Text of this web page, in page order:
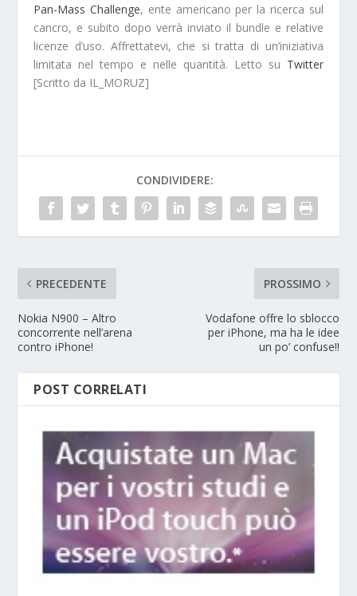
Pan-Mass Challenge, ente americano per la ricerca sul
cancro, e subito dopo verrà inviato il bundle e relative
licenze d’uso. Affrettatevi, che si tratta di un’iniziativa
limitata nel tempo e nelle quantità. Letto su Twitter
[Scritto da IL_MORUZ]
CONDIVIDERE:
PRECEDENTE
Nokia N900 – Altro
concorrente nell’arena
contro iPhone!
PROSSIMO
Vodafone offre lo sblocco
per iPhone, ma ha le idee
un po’ confuse!!
POST CORRELATI